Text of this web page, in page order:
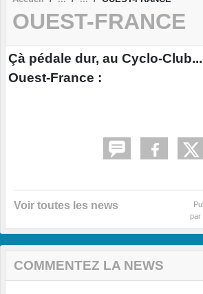
OUEST-FRANCE
Çà pédale dur, au Cyclo-
Ouest-France :
Voir toutes les news
par
COMMENTEZ LA NEWS